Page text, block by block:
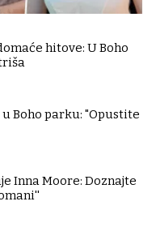
hitove: U Boho
Boho parku: "Opustite
Inna Moore: Doznajte